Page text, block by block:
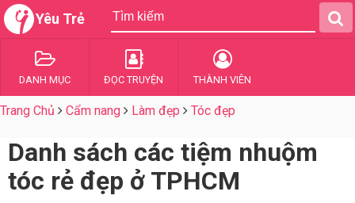
Yêu Trẻ
DANH MỤC ĐỌC TRUYỆN THÀNH VIÊN
Trang Chủ Cẩm nang Làm đẹp Tóc đẹp
Danh sách các tiệm nhuộm
tóc rẻ đẹp ở TPHCM